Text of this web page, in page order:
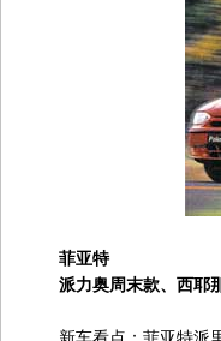
菲亚特
派力奥周末款、西耶